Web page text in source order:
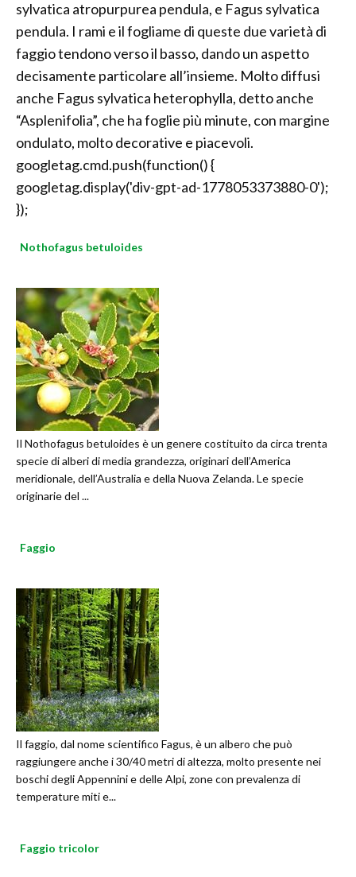
sylvatica atropurpurea pendula, e Fagus sylvatica
pendula. I rami e il fogliame di queste due varietà di
faggio tendono verso il basso, dando un aspetto
decisamente particolare all’insieme. Molto diffusi
anche Fagus sylvatica heterophylla, detto anche
“Asplenifolia”, che ha foglie più minute, con margine
ondulato, molto decorative e piacevoli.
googletag.cmd.push(function() {
googletag.display('div-gpt-ad-1778053373880-0');
});
Nothofagus betuloides
Il Nothofagus betuloides è un genere costituito da circa trenta
specie di alberi di media grandezza, originari dell’America
meridionale, dell’Australia e della Nuova Zelanda. Le specie
originarie del ...
Faggio
Il faggio, dal nome scientifico Fagus, è un albero che può
raggiungere anche i 30/40 metri di altezza, molto presente nei
boschi degli Appennini e delle Alpi, zone con prevalenza di
temperature miti e...
Faggio tricolor